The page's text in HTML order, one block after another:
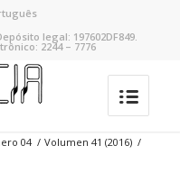
legal: 197602DF849.
2244 – 7776
04 / Volumen 41 (2016) /